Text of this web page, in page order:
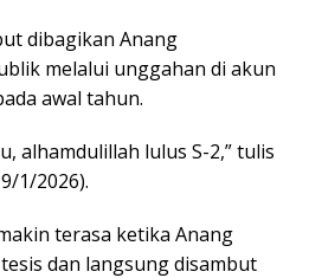
dibagikan Anang
melalui unggahan di akun
awal tahun.
alhamdulillah lulus S-2,” tulis
1/2026).
terasa ketika Anang
dan langsung disambut